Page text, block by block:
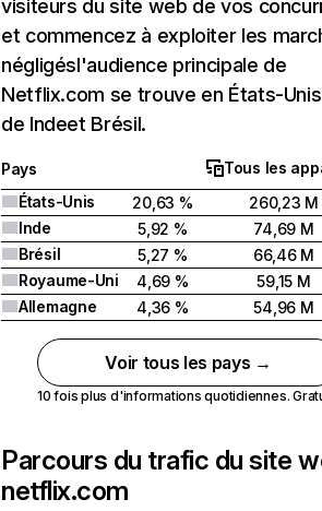
visiteurs du site web de vos
et commencez à exploiter les
négligésl'audience principale de
Netflix.com se trouve en États-
de Indeet Brésil.
Pays
Tous les
États-Unis
20,63 %
260,23 M
Inde
5,92 %
74,69 M
Brésil
5,27 %
66,46 M
Royaume-Uni
4,69 %
59,15 M
Allemagne
4,36 % 54,96 M
Voir tous les pays →
10 fois plus d'informations quotidiennes.
Parcours du trafic du site
netflix.com